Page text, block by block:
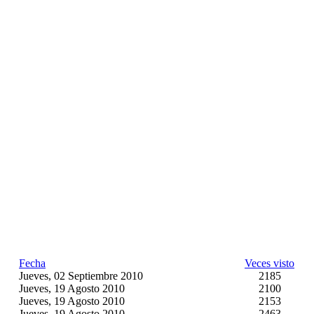
Fecha
Veces visto
Jueves, 02 Septiembre 2010
2185
Jueves, 19 Agosto 2010
2100
Jueves, 19 Agosto 2010
2153